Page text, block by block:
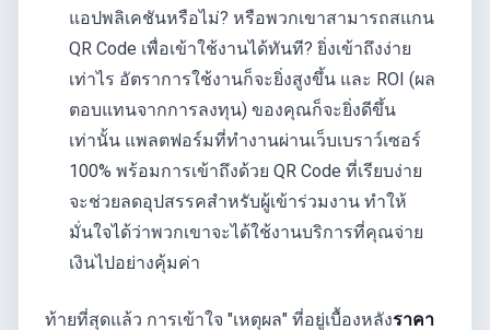
แอปพลิเคชันหรือไม่? หรือพวกเขาสามารถสแกน
QR Code เพื่อเข้าใช้งานได้ทันที? ยิ่งเข้าถึงง่าย
เท่าไร อัตราการใช้งานก็จะยิ่งสูงขึ้น และ ROI (ผล
ตอบแทนจากการลงทุน) ของคุณก็จะยิ่งดีขึ้น
เท่านั้น แพลตฟอร์มที่ทำงานผ่านเว็บเบราว์เซอร์
100% พร้อมการเข้าถึงด้วย QR Code ที่เรียบง่าย
จะช่วยลดอุปสรรคสำหรับผู้เข้าร่วมงาน ทำให้
มั่นใจได้ว่าพวกเขาจะได้ใช้งานบริการที่คุณจ่าย
เงินไปอย่างคุ้มค่า
ท้ายที่สุดแล้ว การเข้าใจ "เหตุผล" ที่อยู่เบื้องหลังราคา